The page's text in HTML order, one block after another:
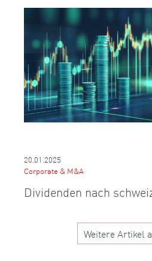
20.01.2025
Corporate & M&A
Dividenden nach
Weitere Artikel